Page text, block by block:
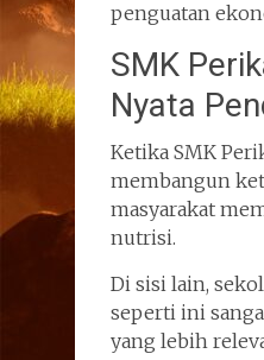
penguatan
SMK
Nyata
Ketika SMK
membangun
masyarakat
nutrisi.
Di sisi lain,
seperti ini
yang lebih